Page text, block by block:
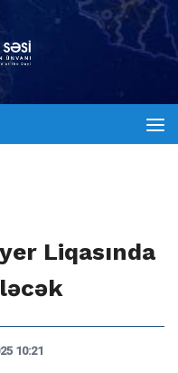
Liqasında
10:21